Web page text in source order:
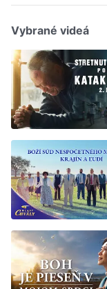
Vybrané videá